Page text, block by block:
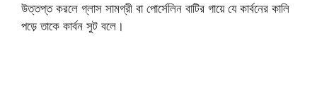
উত্তপ্ত করলে গ্লাস সামগ্রী বা পোর্সেলিন বাটির গায়ে যে কার্বনের কালি
পড়ে তাকে কার্বন সুট বলে।